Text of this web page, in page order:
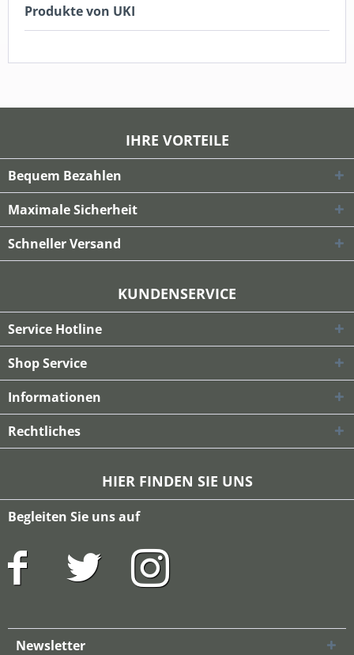
Produkte von UKI
IHRE VORTEILE
Bequem Bezahlen
Maximale Sicherheit
Schneller Versand
KUNDENSERVICE
Service Hotline
Shop Service
Informationen
Rechtliches
HIER FINDEN SIE UNS
Begleiten Sie uns auf
Newsletter